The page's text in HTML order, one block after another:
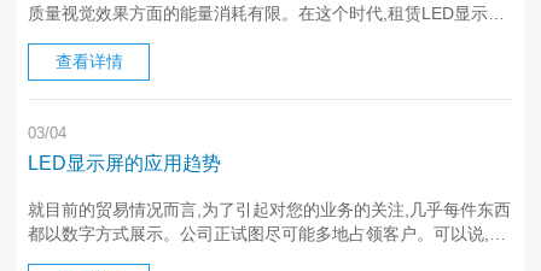
质量视觉效果方面的能量消耗有限。在这个时代,租赁LED显示屏
联系,并使之成为一个蓬勃发展的活动。这就是为什么现在LED数·
··
查看详情
03/04
LED显示屏的应用趋势
就目前的贸易情况而言,为了引起对您的业务的关注,几乎每件东西
都以数字方式展示。公司正试图尽可能多地占领客户。可以说,对